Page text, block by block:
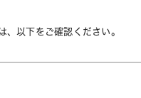
、以下をご確認ください。